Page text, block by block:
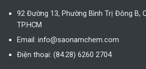
92 Đường 13, Phường Bình Trị Đông B,
TP.HCM
Email: info@saonamchem.com
Điện thoại: (84.28) 6260 2704